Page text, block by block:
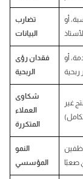
تضارب
البيانات
أو
فقدان رؤى
الربحية
أو
شكاوى
العملاء
المتكررة
غير
النمو
المؤسسي